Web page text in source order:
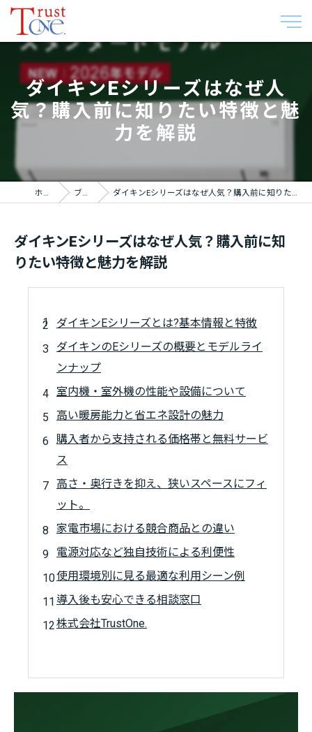
ダイキンEシリーズはなぜ人
気？購入前に知りたい特徴と魅
力を解説
ホーム ブログ ダイキンEシリーズはなぜ人気？購入前に知りたい特徴と魅力を解説
ダイキンEシリーズはなぜ人気？購入前に知
りたい特徴と魅力を解説
ダイキンEシリーズとは?基本情報と特徴
ダイキンのEシリーズの概要とモデルライ
ンナップ
室内機・室外機の性能や設備について
高い暖房能力と省エネ設計の魅力
購入者から支持される価格帯と無料サービ
ス
高さ・奥行きを抑え、狭いスペースにフィ
ット。
家電市場における競合商品との違い
電源対応など独自技術による利便性
使用環境別に見る最適な利用シーン例
導入後も安心できる相談窓口
株式会社TrustOne.